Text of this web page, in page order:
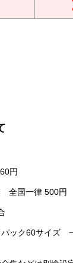
円
全国一律 500円
パック60サイズ